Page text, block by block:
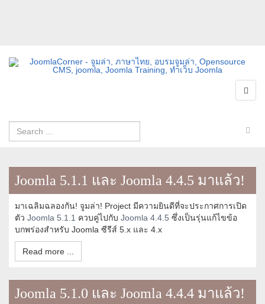
Joomla 5.1.1 และ Joomla 4.4.5 มาแล้ว!
มาเฉลิมฉลองกัน! จูมล่า! Project มีความยินดีที่จะประกาศการเปิด
ตัว Joomla 5.1.1 ควบคู่ไปกับ Joomla 4.4.5 ซึ่งเป็นรุ่นแก้ไขข้อ
บกพร่องสำหรับ Joomla ซีรีส์ 5.x และ 4.x
Read more ...
Joomla 5.1.0 และ Joomla 4.4.4 มาแล้ว!